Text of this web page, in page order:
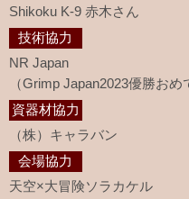
Shikoku K-9 ⾚⽊さん
技術協⼒
NR Japan
（Grimp Japan2023優勝おめ
資器材協⼒
（株）キャラバン
会場協⼒
天空×⼤冒険ソラカケル